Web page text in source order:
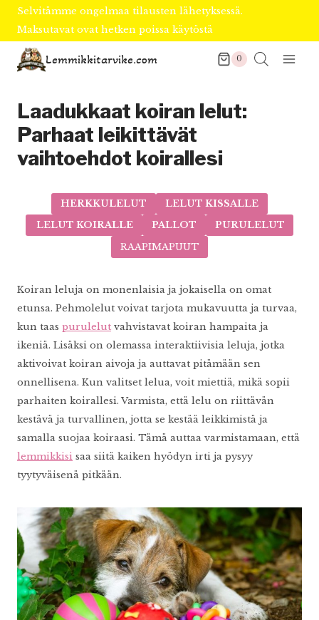
Siirry
sisältöön
Selvitämme ongelmaa tilausten lähetyksessä.
Maksutavat ovat hetken poissa käytöstä
Lemmikkitarvike.com 0
Laadukkaat koiran lelut:
Parhaat leikittävät
vaihtoehdot koirallesi
HERKKULELUT LELUT KISSALLE
LELUT KOIRALLE PALLOT PURULELUT
RAAPIMAPUUT
Koiran leluja on monenlaisia ja jokaisella on omat
etunsa. Pehmolelut voivat tarjota mukavuutta ja turvaa,
kun taas purulelut vahvistavat koiran hampaita ja
ikeniä. Lisäksi on olemassa interaktiivisia leluja, jotka
aktivoivat koiran aivoja ja auttavat pitämään sen
onnellisena. Kun valitset lelua, voit miettiä, mikä sopii
parhaiten koirallesi. Varmista, että lelu on riittävän
kestävä ja turvallinen, jotta se kestää leikkimistä ja
samalla suojaa koiraasi. Tämä auttaa varmistamaan, että
lemmikkisi saa siitä kaiken hyödyn irti ja pysyy
tyytyväisenä pitkään.